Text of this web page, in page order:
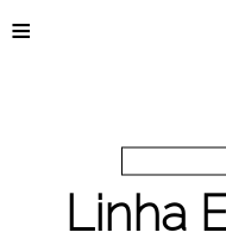
≡
Linha